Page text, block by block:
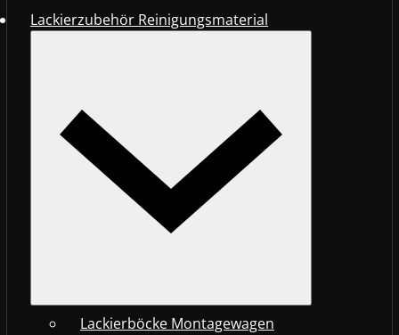
Lackierzubehör Reinigungsmaterial
Lackierböcke Montagewagen